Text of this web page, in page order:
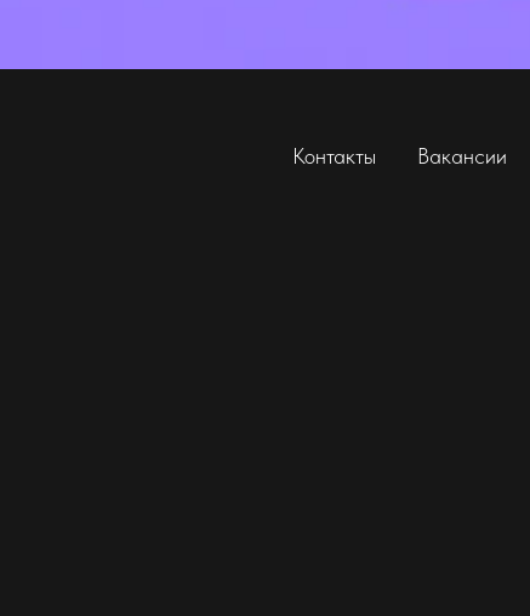
Контакты Вакансии